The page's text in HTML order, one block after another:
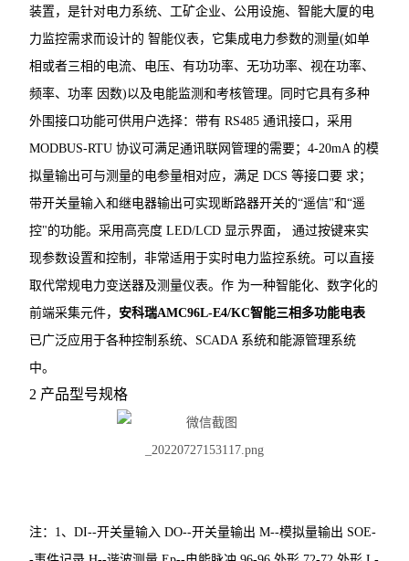
防逆流检测仪表
DJSF1352直流电能表
母线测温监控模块
ATE 无线测温传感器
无线测温传感器
数据采集仪
ALP300电动机保护器
无线测温装置
安科瑞智慧综合管廊解决方案
自复式过压保护器
装置，是针对电力系统、工矿企业、公用设施、智能大厦的电
力监控需求而设计的智能仪表，它集成电力参数的测量(如单
相或者三相的电流、电压、有功功率、无功功率、视在功率、
频率、功率 因数)以及电能监测和考核管理。同时它具有多种
外围接口功能可供用户选择：带有 RS485 通讯接口，采用
MODBUS-RTU 协议可满足通讯联网管理的需要；4-20mA 的模
拟量输出可与测量的电参量相对应，满足 DCS 等接口要求；
带开关量输入和继电器输出可实现断路器开关的“遥信"和“遥
控"的功能。采用高亮度 LED/LCD 显示界面，通过按键来实
现参数设置和控制，非常适用于实时电力监控系统。可以直接
取代常规电力变送器及测量仪表。作 为一种智能化、数字化的
前端采集元件， 安科瑞AMC96L-E4/KC智能三相多功能电表
已广泛应用于各种控制系统、SCADA 系统和能源管理系统
中。
2 产品型号规格
注： 1、DI--开关量输入DO--开关量输出M--模拟量输出 SOE-